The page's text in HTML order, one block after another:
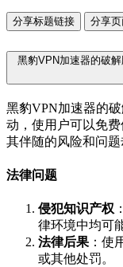
分享标题链接 分享
黑豹VPN加速器的破
黑豹VPN加速器的
动，使用户可以免
其伴随的风险和问题
法律问题
侵犯知识产权
律环境中均可
法律后果 ：使
或其他处罚。